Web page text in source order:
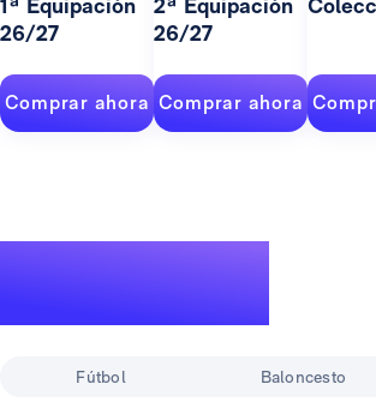
1ª Equipación
26/27
Comprar ahora
2ª Equipación
26/27
Comprar ahora
Fútbol Baloncesto